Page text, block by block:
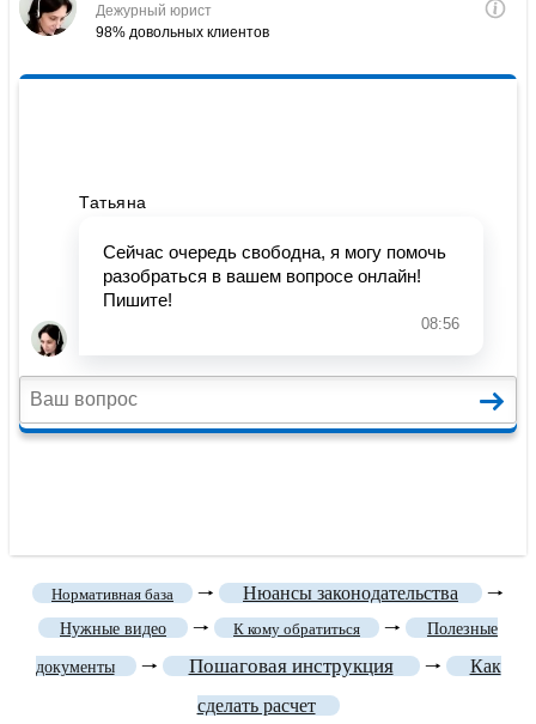
Нормативная база 🠒 Нюансы законодательства 🠒
Нужные видео 🠒 К кому обратиться 🠒 Полезные
документы 🠒 Пошаговая инструкция 🠒
Как
сделать расчет